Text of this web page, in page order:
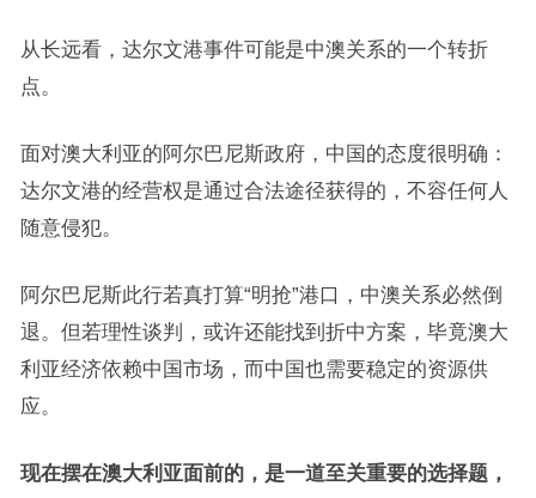
从长远看，达尔文港事件可能是中澳关系的一个转折
点。
面对澳大利亚的阿尔巴尼斯政府，中国的态度很明确：
达尔文港的经营权是通过合法途径获得的，不容任何人
随意侵犯。
阿尔巴尼斯此行若真打算“明抢”港口，中澳关系必然倒
退。但若理性谈判，或许还能找到折中方案，毕竟澳大
利亚经济依赖中国市场，而中国也需要稳定的资源供
应。
现在摆在澳大利亚面前的，是一道至关重要的选择题，